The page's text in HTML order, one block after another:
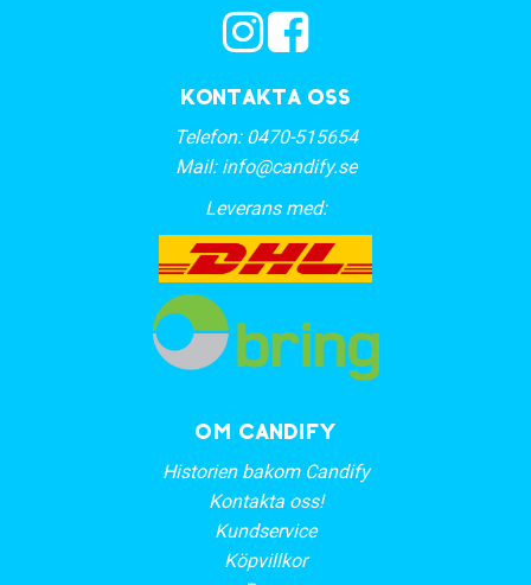
Kontakta oss
Telefon: 0470-515654
Mail: info@candify.se
Leverans med:
OM CANDIFY
Historien bakom Candify
Kontakta oss!
Kundservice
Köpvillkor